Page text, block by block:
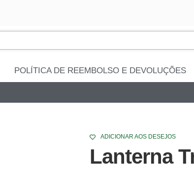
POLÍTICA DE REEMBOLSO E DEVOLUÇÕES
ADICIONAR AOS DESEJOS
Lanterna